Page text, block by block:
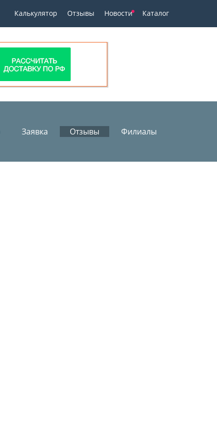
Калькулятор Отзывы Новости Каталог
Заявка Отзывы Филиалы